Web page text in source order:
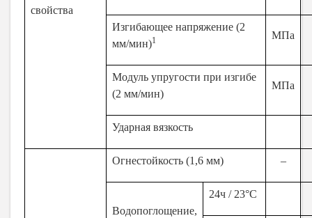
свойства
Изгибающее напряжение (2
мм/мин)1 МПа
Модуль упругости при изгибе
(2 мм/мин)
МПа
Ударная вязкость
Огнестойкость (1,6 мм) –
Водопоглощение,
24ч / 23°C